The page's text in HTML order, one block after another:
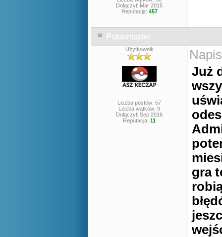
Dołączył: Mar 2015
Reputacja: 457
Pokermaster
Użytkownik
Liczba postów: 57
Liczba wątków: 9
Dołączył: Sep 2016
Reputacja: 11
Już
gra